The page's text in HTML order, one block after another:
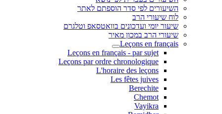
השיעורים לפי סדר הוספתם לאתר
לוח שיעורי הרב
שיעור יומי ועדכונים בוואטסאפ וטלגרם
שיעורי הרב במכון מאיר
Leçons en français
Leçons en français - par sujet
Leçons par ordre chronologique
L'horaire des leçons
Les fêtes juives
Berechite
Chemot
Vayikra